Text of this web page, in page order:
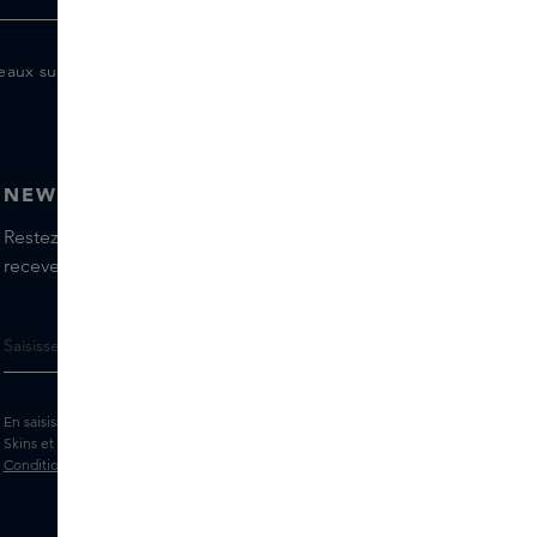
supplémentaires pour les membres
NEWSLETTER
Restez informé(e) des dernières marques et produits,
recevez les conseils de nos Skins Experts.
En saisissant votre adresse e-mail, vous acceptez de recevoir la newsletter
Skins et des messages marketing personnalisés par e-mail. Consultez les
Conditions générales